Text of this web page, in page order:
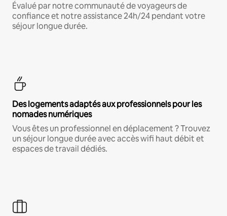
Évalué par notre communauté de voyageurs de
confiance et notre assistance 24h/24 pendant votre
séjour longue durée.
Des logements adaptés aux professionnels pour les
nomades numériques
Vous êtes un professionnel en déplacement ? Trouvez
un séjour longue durée avec accès wifi haut débit et
espaces de travail dédiés.